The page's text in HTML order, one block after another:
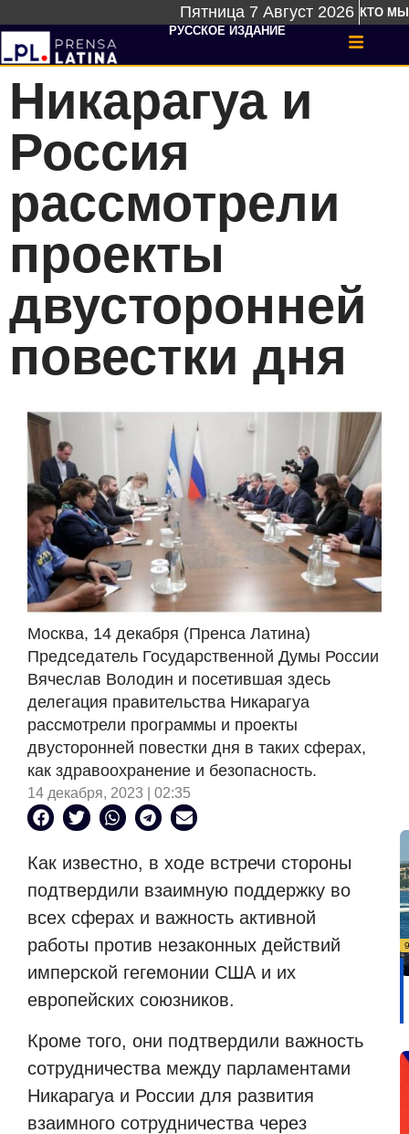
Пятница 7 Август 2026 КТО МЫ
РУССКОЕ ИЗДАНИЕ
Никарагуа и
Россия
рассмотрели
проекты
двусторонней
повестки дня
Москва, 14 декабря (Пренса Латина)
Председатель Государственной Думы России
Вячеслав Володин и посетившая здесь
делегация правительства Никарагуа
рассмотрели программы и проекты
двусторонней повестки дня в таких сферах,
как здравоохранение и безопасность.
14 декабря, 2023 | 02:35
Как известно, в ходе встречи стороны
подтвердили взаимную поддержку во
всех сферах и важность активной
работы против незаконных действий
имперской гегемонии США и их
европейских союзников.
Кроме того, они подтвердили важность
сотрудничества между парламентами
Никарагуа и России для развития
взаимного сотрудничества через